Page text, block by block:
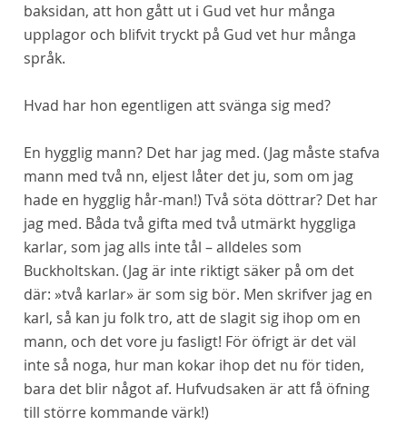
baksidan, att hon gått ut i Gud vet hur många
upplagor och blifvit tryckt på Gud vet hur många
språk.
Hvad har hon egentligen att svänga sig med?
En hygglig mann? Det har jag med. (Jag måste stafva
mann med två nn, eljest låter det ju, som om jag
hade en hygglig hår-man!) Två söta döttrar? Det har
jag med. Båda två gifta med två utmärkt hyggliga
karlar, som jag alls inte tål – alldeles som
Buckholtskan. (Jag är inte riktigt säker på om det
där: »två karlar» är som sig bör. Men skrifver jag en
karl, så kan ju folk tro, att de slagit sig ihop om en
mann, och det vore ju fasligt! För öfrigt är det väl
inte så noga, hur man kokar ihop det nu för tiden,
bara det blir något af. Hufvudsaken är att få öfning
till större kommande värk!)